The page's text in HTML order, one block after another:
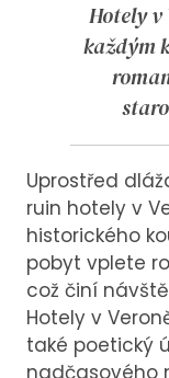
Hotely v
každým
Uprostřed
ruin hotely v
historického
pobyt vplete
což činí
Hotely v
také poetický
nadčasového